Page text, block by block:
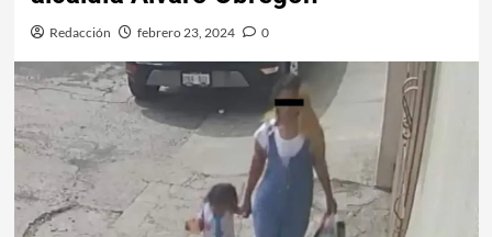
Redacción febrero 23, 2024 0